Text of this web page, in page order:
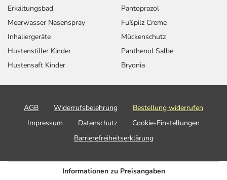
Erkältungsbad
Meerwasser Nasenspray
Inhaliergeräte
Hustenstiller Kinder
Hustensaft Kinder
Pantoprazol
Fußpilz Creme
Mückenschutz
Panthenol Salbe
Bryonia
AGB Widerrufsbelehrung
Bestellung widerrufen
Impressum
Datenschutz
Cookie-Einstellungen
Barrierefreiheitserklärung
Informationen zu Preisangaben